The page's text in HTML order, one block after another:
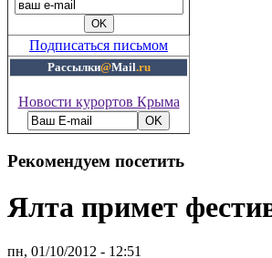
Подписаться письмом
Рассылки@Mail.ru
Новости курортов Крыма
Рекомендуем посетить
Ялта примет
пн, 01/10/2012 - 12:51